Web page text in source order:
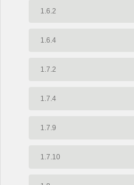
1.6.2
1.6.4
1.7.2
1.7.4
1.7.9
1.7.10